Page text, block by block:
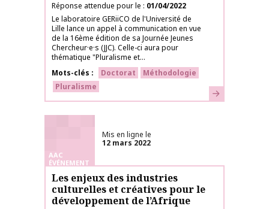
Réponse attendue pour le
01/04/2022
Le laboratoire GERiiCO de l'Université de
Lille lance un appel à communication en vue
de la 16ème édition de sa Journée Jeunes
Chercheur·e·s (JJC). Celle-ci aura pour
thématique "Pluralisme et...
Mots-clés
Doctorat
Méthodologie
Pluralisme
En savoir plus
AAC
ÉVÉNEMENT
Mis en ligne le
12 mars 2022
Les enjeux des industries
culturelles et créatives pour le
développement de l’Afrique